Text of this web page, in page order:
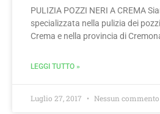
PULIZIA POZZI NERI A CREMA
specializzata nella pulizia dei
Crema e nella provincia di
LEGGI TUTTO »
Luglio 27, 2017 Nessun commento